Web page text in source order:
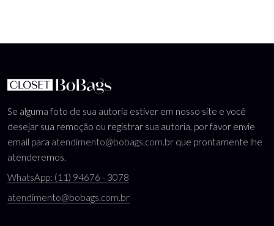
Se alguma foto de sua autoria estiver em nosso site e você
desejar sua remoção ou registrar sua autoria, por favor envie
email para atendimento@bobags.com.br que prontamente lhe
atenderemos.
WhatsApp: (11) 94676 - 3078
atendimento@bobags.com.br